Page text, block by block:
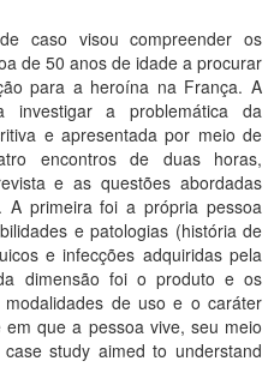
caso visou compreender os
de 50 anos de idade a procurar
para a heroína na França. A
investigar a problemática da
e apresentada por meio de
encontros de duas horas,
e as questões abordadas
A primeira foi a própria pessoa
e patologias (história de
e infecções adquiridas pela
dimensão foi o produto e os
de uso e o caráter
que a pessoa vive, seu meio
study aimed to understand